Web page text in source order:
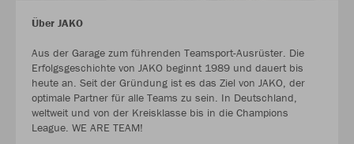
Über JAKO
Aus der Garage zum führenden Teamsport-Ausrüster. Die
Erfolgsgeschichte von JAKO beginnt 1989 und dauert bis
heute an. Seit der Gründung ist es das Ziel von JAKO, der
optimale Partner für alle Teams zu sein. In Deutschland,
weltweit und von der Kreisklasse bis in die Champions
League. WE ARE TEAM!